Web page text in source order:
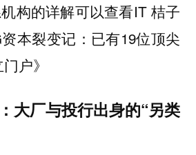
构的详解可以查看IT 桔子
本裂变记：已有19位顶尖
户》
大厂与投行出身的“另类